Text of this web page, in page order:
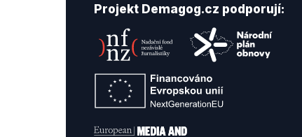
Projekt Demagog.cz podporují: